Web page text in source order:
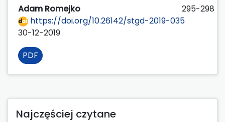
Adam Romejko
295-298
https://doi.org/10.26142/stgd-2019-035
30-12-2019
PDF
Najczęściej czytane